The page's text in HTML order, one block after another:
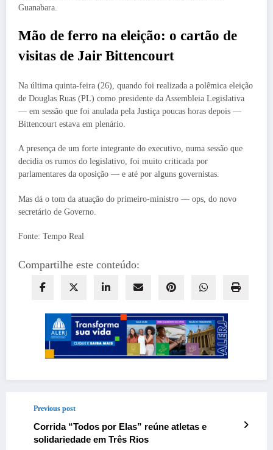
Guanabara.
Mão de ferro na eleição: o cartão de
visitas de Jair Bittencourt
Na última quinta-feira (26), quando foi realizada a polêmica eleição
de Douglas Ruas (PL) como presidente da Assembleia Legislativa
— em sessão que foi anulada pela Justiça poucas horas depois —
Bittencourt estava em plenário.
A presença de um forte integrante do executivo, numa sessão que
decidia os rumos do legislativo, foi muito criticada por
parlamentares da oposição — e até por alguns governistas.
Mas dá o tom da atuação do primeiro-ministro — ops, do novo
secretário de Governo.
Fonte: Tempo Real
Compartilhe este conteúdo:
Previous post
Corrida “Todos por Elas” reúne atletas e
solidariedade em Três Rios